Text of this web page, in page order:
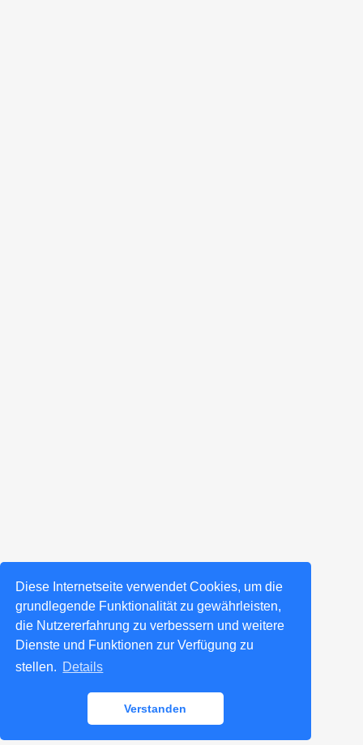
Diese Internetseite verwendet Cookies, um die
grundlegende Funktionalität zu gewährleisten,
die Nutzererfahrung zu verbessern und weitere
Dienste und Funktionen zur Verfügung zu
stellen. Details
Verstanden